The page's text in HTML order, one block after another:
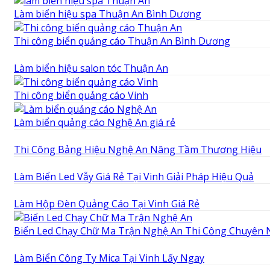
Làm biển hiệu spa Thuận An Bình Dương
Thi công biển quảng cáo Thuận An Bình Dương
Làm biển hiệu salon tóc Thuận An
Thi công biển quảng cáo Vinh
Làm biển quảng cáo Nghệ An giá rẻ
Thi Công Bảng Hiệu Nghệ An Nâng Tầm Thương Hiệu
Làm Biển Led Vẫy Giá Rẻ Tại Vinh Giải Pháp Hiệu Quả
Làm Hộp Đèn Quảng Cáo Tại Vinh Giá Rẻ
Biển Led Chạy Chữ Ma Trận Nghệ An Thi Công Chuyên
Làm Biển Công Ty Mica Tại Vinh Lấy Ngay